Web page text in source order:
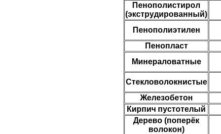
Пенополистирол
(экструдированный)
Пенополиэтилен
Пенопласт
Минераловатные
Стекловолокнистые
Железобетон
Кирпич пустотелый
Дерево (поперёк
волокон)